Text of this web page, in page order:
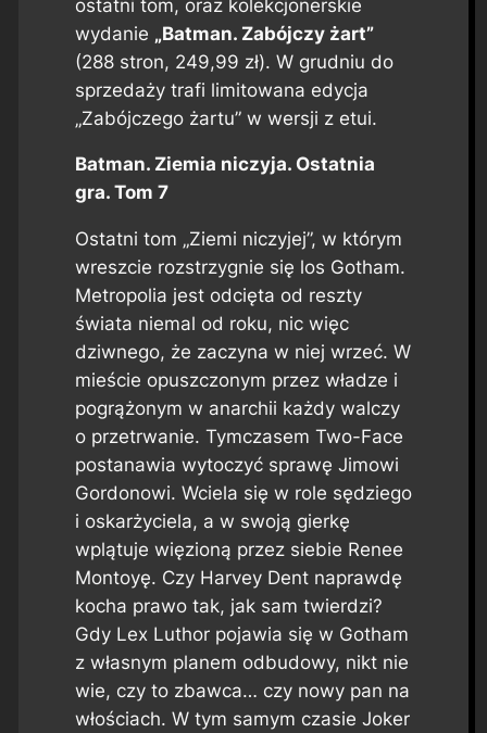
ostatni tom, oraz kolekcjonerskie
wydanie „Batman. Zabójczy żart”
(288 stron, 249,99 zł). W grudniu do
sprzedaży trafi limitowana edycja
„Zabójczego żartu” w wersji z etui.
Batman. Ziemia niczyja. Ostatnia
gra. Tom 7
Ostatni tom „Ziemi niczyjej”, w którym
wreszcie rozstrzygnie się los Gotham.
Metropolia jest odcięta od reszty
świata niemal od roku, nic więc
dziwnego, że zaczyna w niej wrzeć. W
mieście opuszczonym przez władze i
pogrążonym w anarchii każdy walczy
o przetrwanie. Tymczasem Two-Face
postanawia wytoczyć sprawę Jimowi
Gordonowi. Wciela się w role sędziego
i oskarżyciela, a w swoją gierkę
wplątuje więzioną przez siebie Renee
Montoyę. Czy Harvey Dent naprawdę
kocha prawo tak, jak sam twierdzi?
Gdy Lex Luthor pojawia się w Gotham
z własnym planem odbudowy, nikt nie
wie, czy to zbawca… czy nowy pan na
włościach. W tym samym czasie Joker